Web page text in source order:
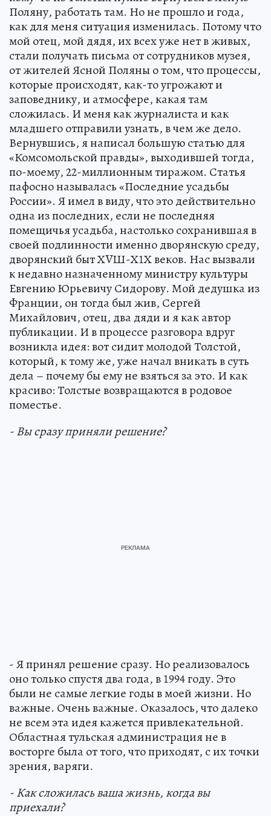
Поляну, работать там. Но не прошло и года,
как для меня ситуация изменилась. Потому что
мой отец, мой дядя, их всех уже нет в живых,
стали получать письма от сотрудников музея,
от жителей Ясной Поляны о том, что процессы,
которые происходят, как-то угрожают и
заповеднику, и атмосфере, какая там
сложилась. И меня как журналиста и как
младшего отправили узнать, в чем же дело.
Вернувшись, я написал большую статью для
«Комсомольской правды», выходившей тогда,
по-моему, 22-миллионным тиражом. Статья
пафосно называлась «Последние усадьбы
России». Я имел в виду, что это действительно
одна из последних, если не последняя
помещичья усадьба, настолько сохранившая в
своей подлинности именно дворянскую среду,
дворянский быт ХVШ-Х1Х веков. Нас вызвали
к недавно назначенному министру культуры
Евгению Юрьевичу Сидорову. Мой дедушка из
Франции, он тогда был жив, Сергей
Михайлович, отец, два дяди и я как автор
публикации. И в процессе разговора вдруг
возникла идея: вот сидит молодой Толстой,
который, к тому же, уже начал вникать в суть
дела – почему бы ему не взяться за это. И как
красиво: Толстые возвращаются в родовое
поместье.
- Вы сразу приняли решение?
- Я принял решение сразу. Но реализовалось
оно только спустя два года, в 1994 году. Это
были не самые легкие годы в моей жизни. Но
важные. Очень важные. Оказалось, что далеко
не всем эта идея кажется привлекательной.
Областная тульская администрация не в
восторге была от того, что приходят, с их точки
зрения, варяги.
- Как сложилась ваша жизнь, когда вы
приехали?